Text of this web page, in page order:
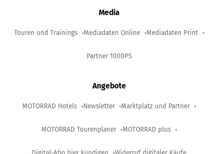
Media
Touren und Trainings Mediadaten Online Mediadaten Print
Partner 1000PS
Angebote
MOTORRAD Hotels Newsletter Marktplatz und Partner
MOTORRAD Tourenplaner MOTORRAD plus